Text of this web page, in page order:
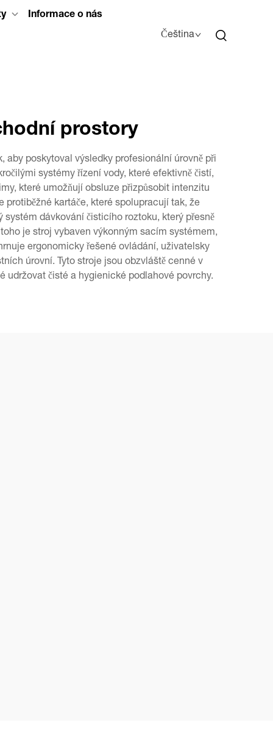
Informace o nás
Čeština
prostory
aby poskytoval výsledky profesionální úrovně při
systémy řízení vody, které efektivně čistí,
které umožňují obsluze přizpůsobit intenzitu
protiběžné kartáče, které spolupracují tak, že
dávkování čisticího roztoku, který přesně
je stroj vybaven výkonným sacím systémem,
ergonomicky řešené ovládání, uživatelsky
úrovní. Tyto stroje jsou obzvláště cenné v
udržovat čisté a hygienické podlahové povrchy.